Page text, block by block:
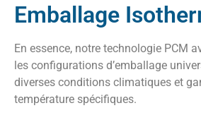
Emballage
En essence, notre technologie PCM
les configurations d’emballage
diverses conditions climatiques et
température spécifiques.